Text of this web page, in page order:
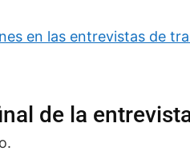
en las entrevistas de
de la